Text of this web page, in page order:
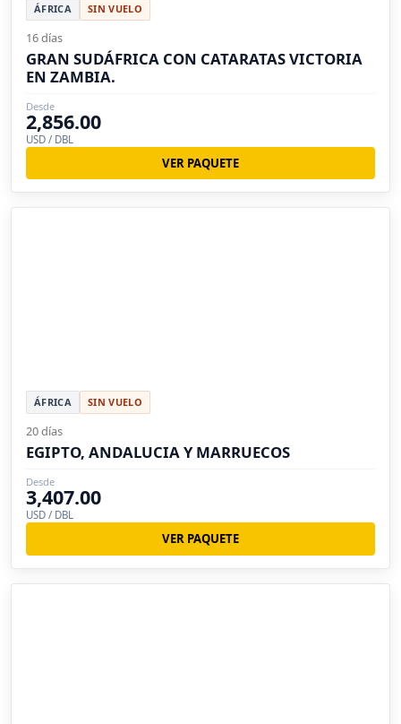
ÁFRICA SIN VUELO
16 días
GRAN SUDÁFRICA CON CATARATAS VICTORIA
EN ZAMBIA.
Desde
2,856.00
USD / DBL
VER PAQUETE
ÁFRICA SIN VUELO
20 días
EGIPTO, ANDALUCIA Y MARRUECOS
Desde
3,407.00
USD / DBL
VER PAQUETE